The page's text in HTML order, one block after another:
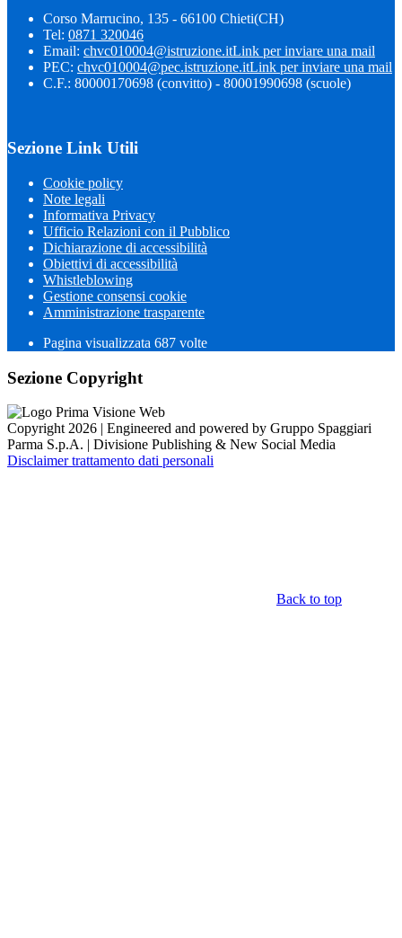
Corso Marrucino, 135 - 66100 Chieti(CH)
Tel: 0871 320046
Email: chvc010004@istruzione.itLink per inviare una mail
PEC: chvc010004@pec.istruzione.itLink per inviare una mail
C.F.: 80000170698 (convitto) - 80001990698 (scuole)
Sezione Link Utili
Cookie policy
Note legali
Informativa Privacy
Ufficio Relazioni con il Pubblico
Dichiarazione di accessibilità
Obiettivi di accessibilità
Whistleblowing
Gestione consensi cookie
Amministrazione trasparente
Pagina visualizzata 687 volte
Sezione Copyright
Copyright 2026 | Engineered and powered by Gruppo Spaggiari
Parma S.p.A. | Divisione Publishing & New Social Media
Disclaimer trattamento dati personali
Back to top